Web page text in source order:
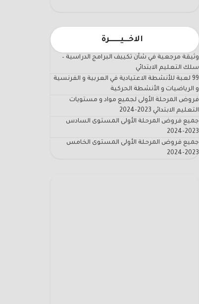
الاخـــيـــــــرة
وثيقة مرجعية في شأن تكييف البرامج الدراسية –
سلك التعليم الابتدائي
99 لعبة للأنشطة الاعتيادية في العربية و الفرنسية
و الرياضيات و الأنشطة الحركية
فروض المرحلة الأولى لجميع مواد و مستويات
التعليم الابتدائي 2023-2024
جميع فروض المرحلة الأولى المستوى السادس
2023-2024
جميع فروض المرحلة الأولى المستوى الخامس
2023-2024